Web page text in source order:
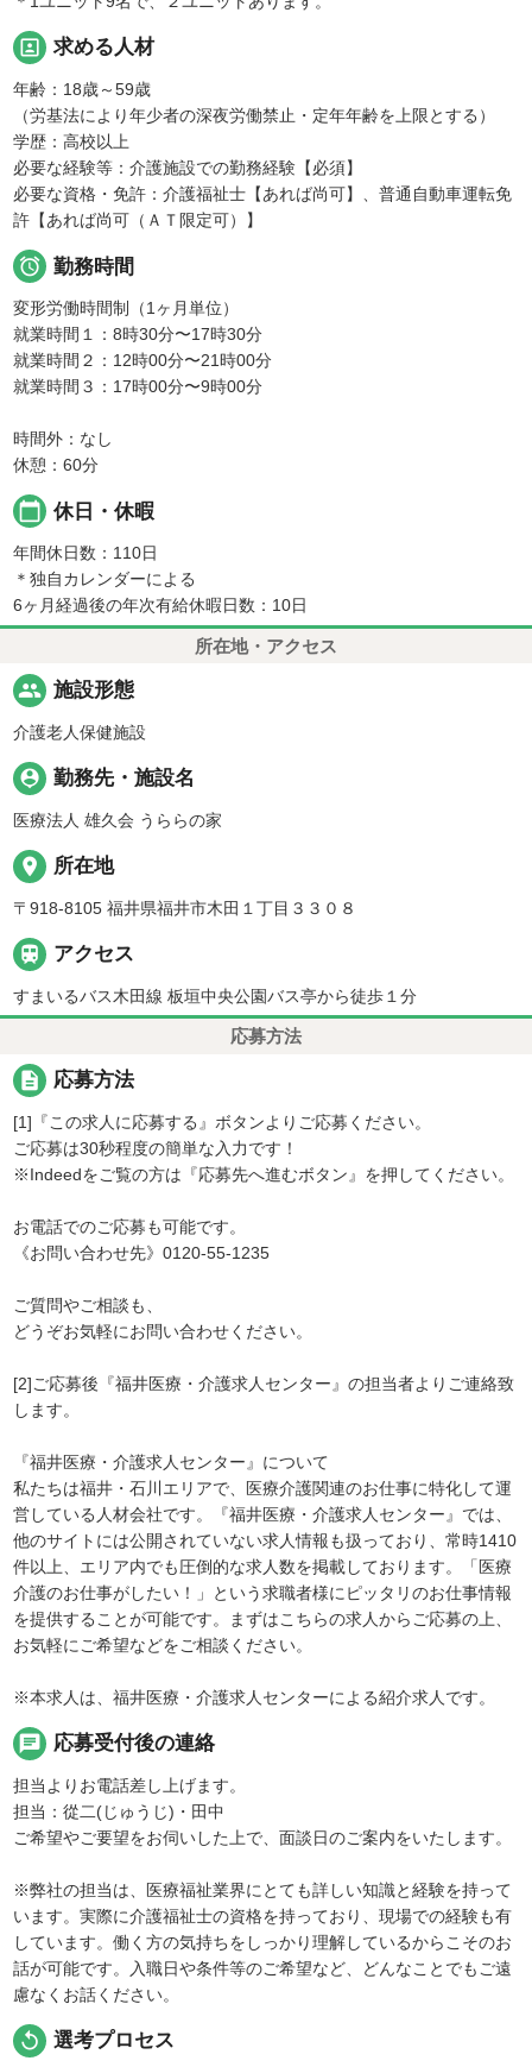
portrait 求める人材
年齢：18歳～59歳
（労基法により年少者の深夜労働禁止・定年年齢を上限とする）
学歴：高校以上
必要な経験等：介護施設での勤務経験【必須】
必要な資格・免許：介護福祉士【あれば尚可】、普通自動車運転免
許【あれば尚可（ＡＴ限定可）】
 勤務時間
変形労働時間制（1ヶ月単位）
就業時間１：8時30分〜17時30分
就業時間２：12時00分〜21時00分
就業時間３：17時00分〜9時00分
時間外：なし
休憩：60分
calendar_today 休日・休暇
年間休日数：110日
＊独自カレンダーによる
6ヶ月経過後の年次有給休暇日数：10日
所在地・アクセス
people 施設形態
介護老人保健施設
person_pin 勤務先・施設名
医療法人 雄久会 うららの家
place 所在地
〒918-8105 福井県福井市木田１丁目３３０８
 アクセス
すまいるバス木田線 板垣中央公園バス亭から徒歩１分
応募方法
description 応募方法
[1]『この求人に応募する』ボタンよりご応募ください。
ご応募は30秒程度の簡単な入力です！
※Indeedをご覧の方は『応募先へ進むボタン』を押してください。
お電話でのご応募も可能です。
《お問い合わせ先》0120-55-1235
ご質問やご相談も、
どうぞお気軽にお問い合わせください。
[2]ご応募後『福井医療・介護求人センター』の担当者よりご連絡致
します。
『福井医療・介護求人センター』について
私たちは福井・石川エリアで、医療介護関連のお仕事に特化して運
営している人材会社です。『福井医療・介護求人センター』では、
他のサイトには公開されていない求人情報も扱っており、常時1410
件以上、エリア内でも圧倒的な求人数を掲載しております。「医療
介護のお仕事がしたい！」という求職者様にピッタリのお仕事情報
を提供することが可能です。まずはこちらの求人からご応募の上、
お気軽にご希望などをご相談ください。
※本求人は、福井医療・介護求人センターによる紹介求人です。
chat 応募受付後の連絡
担当よりお電話差し上げます。
担当：從二(じゅうじ)・田中
ご希望やご要望をお伺いした上で、面談日のご案内をいたします。
※弊社の担当は、医療福祉業界にとても詳しい知識と経験を持って
います。実際に介護福祉士の資格を持っており、現場での経験も有
しています。働く方の気持ちをしっかり理解しているからこそのお
話が可能です。入職日や条件等のご希望など、どんなことでもご遠
慮なくお話ください。
replay 選考プロセス